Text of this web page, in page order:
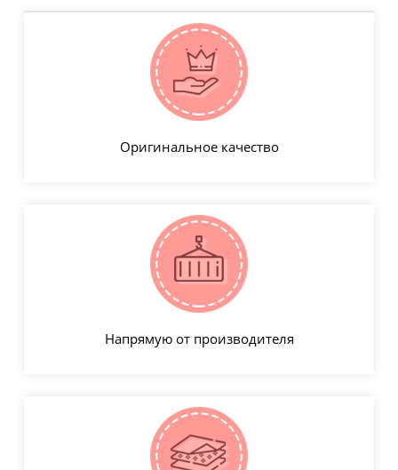
Оригинальное качество
Напрямую от производителя